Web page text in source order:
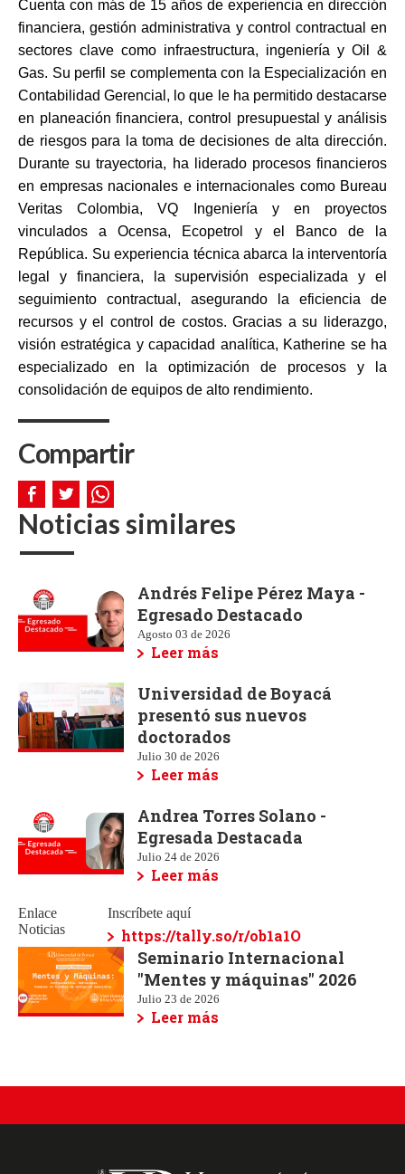
Cuenta con más de 15 años de experiencia en dirección
financiera, gestión administrativa y control contractual en
sectores clave como infraestructura, ingeniería y Oil &
Gas. Su perfil se complementa con la Especialización en
Contabilidad Gerencial, lo que le ha permitido destacarse
en planeación financiera, control presupuestal y análisis
de riesgos para la toma de decisiones de alta dirección.
Durante su trayectoria, ha liderado procesos financieros
en empresas nacionales e internacionales como Bureau
Veritas Colombia, VQ Ingeniería y en proyectos
vinculados a Ocensa, Ecopetrol y el Banco de la
República. Su experiencia técnica abarca la interventoría
legal y financiera, la supervisión especializada y el
seguimiento contractual, asegurando la eficiencia de
recursos y el control de costos. Gracias a su liderazgo,
visión estratégica y capacidad analítica, Katherine se ha
especializado en la optimización de procesos y la
consolidación de equipos de alto rendimiento.
Compartir
Noticias similares
Andrés Felipe Pérez Maya -
Egresado Destacado
Agosto 03 de 2026
Leer más
Universidad de Boyacá
presentó sus nuevos
doctorados
Julio 30 de 2026
Leer más
Andrea Torres Solano -
Egresada Destacada
Julio 24 de 2026
Leer más
Enlace
Noticias
Inscríbete aquí
https://tally.so/r/ob1a1O
Seminario Internacional
"Mentes y máquinas" 2026
Julio 23 de 2026
Leer más